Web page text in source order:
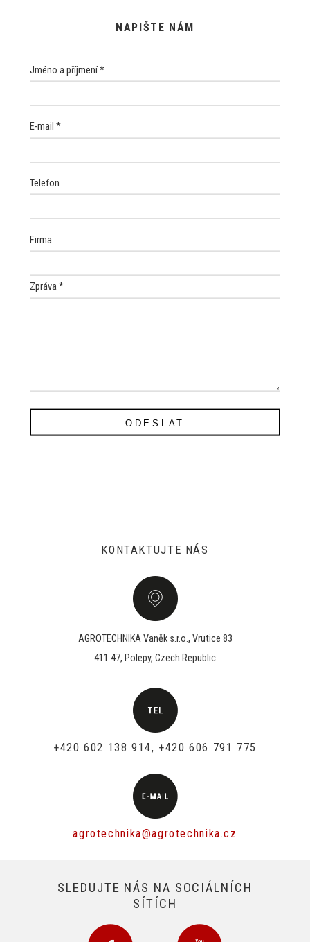
NAPIŠTE NÁM
Jméno a příjmení *
E-mail *
Telefon
Firma
Zpráva *
ODESLAT
KONTAKTUJTE NÁS
AGROTECHNIKA Vaněk s.r.o., Vrutice 83
411 47, Polepy, Czech Republic
+420 602 138 914, +420 606 791 775
agrotechnika@agrotechnika.cz
SLEDUJTE NÁS NA SOCIÁLNÍCH
SÍTÍCH